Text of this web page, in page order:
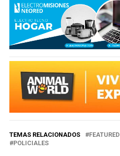
TEMAS RELACIONADOS FEATURED
POLICIALES